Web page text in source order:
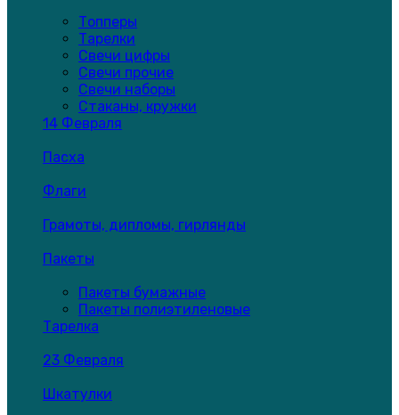
Топперы
Тарелки
Свечи цифры
Свечи прочие
Свечи наборы
Стаканы, кружки
14 Февраля
Пасха
Флаги
Грамоты, дипломы, гирлянды
Пакеты
Пакеты бумажные
Пакеты полиэтиленовые
Тарелка
23 Февраля
Шкатулки